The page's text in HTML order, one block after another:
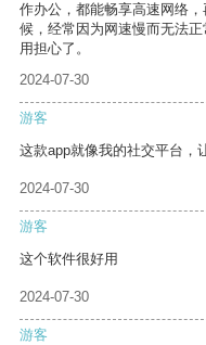
作办公，都能畅享高速网络
候，经常因为网速慢而无法
用担心了。
2024-07-30
游客
这款app就像我的社交平台，
2024-07-30
游客
这个软件很好用
2024-07-30
游客